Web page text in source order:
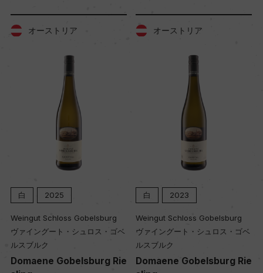
ス・ゴベ
Rie
オーストリア
白
Weingut Schloss Gobelsburg
ヴァイングート・シュロス・ゴベ
Domaene Gobelsburg Rie
オーストリア
白
Weingut Schloss
ヴァイングート・シュロ
Gruner Veltliner